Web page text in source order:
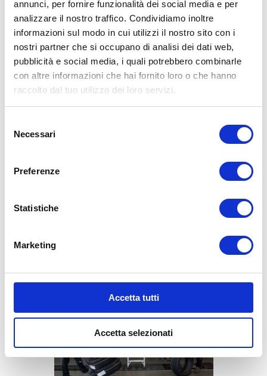
annunci, per fornire funzionalità dei social media e per
analizzare il nostro traffico. Condividiamo inoltre
informazioni sul modo in cui utilizzi il nostro sito con i
nostri partner che si occupano di analisi dei dati web,
pubblicità e social media, i quali potrebbero combinarle
con altre informazioni che hai fornito loro o che hanno
raccolto dal tuo utilizzo dei loro servizi.
delNecessari
Preferenze
Statistiche
Marketing
Accetta tutti
Accetta selezionati
CHIAMA